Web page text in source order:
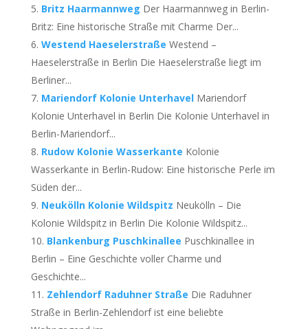
Britz Haarmannweg Der Haarmannweg in Berlin-
Britz: Eine historische Straße mit Charme Der...
Westend Haeselerstraße Westend –
Haeselerstraße in Berlin Die Haeselerstraße liegt im
Berliner...
Mariendorf Kolonie Unterhavel Mariendorf
Kolonie Unterhavel in Berlin Die Kolonie Unterhavel in
Berlin-Mariendorf...
Rudow Kolonie Wasserkante Kolonie
Wasserkante in Berlin-Rudow: Eine historische Perle im
Süden der...
Neukölln Kolonie Wildspitz Neukölln – Die
Kolonie Wildspitz in Berlin Die Kolonie Wildspitz...
Blankenburg Puschkinallee Puschkinallee in
Berlin – Eine Geschichte voller Charme und
Geschichte...
Zehlendorf Raduhner Straße Die Raduhner
Straße in Berlin-Zehlendorf ist eine beliebte